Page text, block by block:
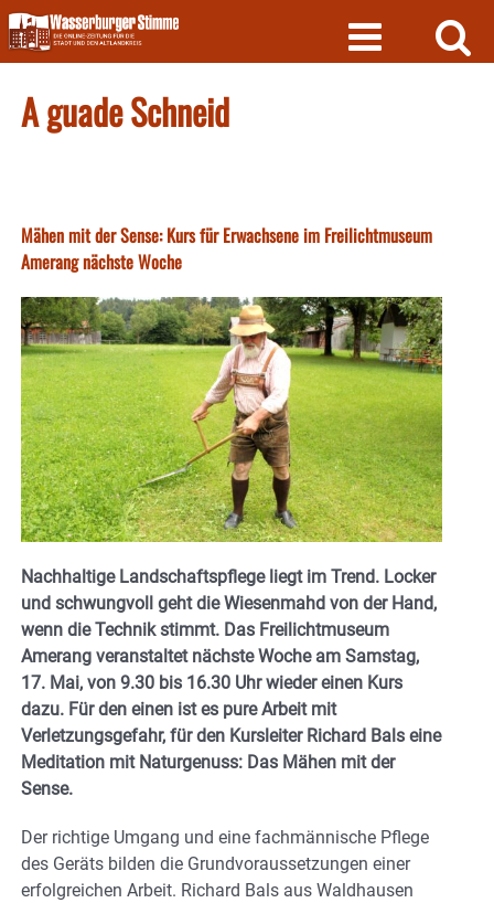
Skip
to
content
A guade Schneid
Mähen mit der Sense: Kurs für Erwachsene im Freilichtmuseum
Amerang nächste Woche
Nachhaltige Landschaftspflege liegt im Trend. Locker
und schwungvoll geht die Wiesenmahd von der Hand,
wenn die Technik stimmt. Das Freilichtmuseum
Amerang veranstaltet nächste Woche am Samstag,
17. Mai, von 9.30 bis 16.30 Uhr wieder einen Kurs
dazu. Für den einen ist es pure Arbeit mit
Verletzungsgefahr, für den Kursleiter Richard Bals eine
Meditation mit Naturgenuss: Das Mähen mit der
Sense.
Der richtige Umgang und eine fachmännische Pflege
des Geräts bilden die Grundvoraussetzungen einer
erfolgreichen Arbeit. Richard Bals aus Waldhausen